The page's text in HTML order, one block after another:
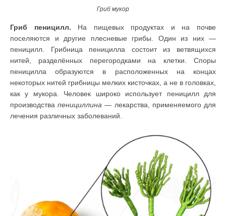
Гриб мукор
Гриб пеницилл. На пищевых продуктах и на почве
поселяются и другие плесневые грибы. Один из них —
пеницилл. Грибница пеницилла состоит из ветвящихся
нитей, разделённых перегородками на клетки. Споры
пеницилла образуются в расположенных на концах
некоторых нитей грибницы мелких кисточках, а не в головках,
как у мукора. Человек широко использует пеницилл для
производствапенициллина — лекарства, применяемого для
лечения различных заболеваний.